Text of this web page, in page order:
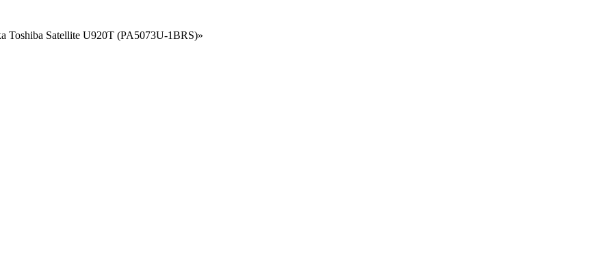
Toshiba Satellite U920T (PA5073U-1BRS)»